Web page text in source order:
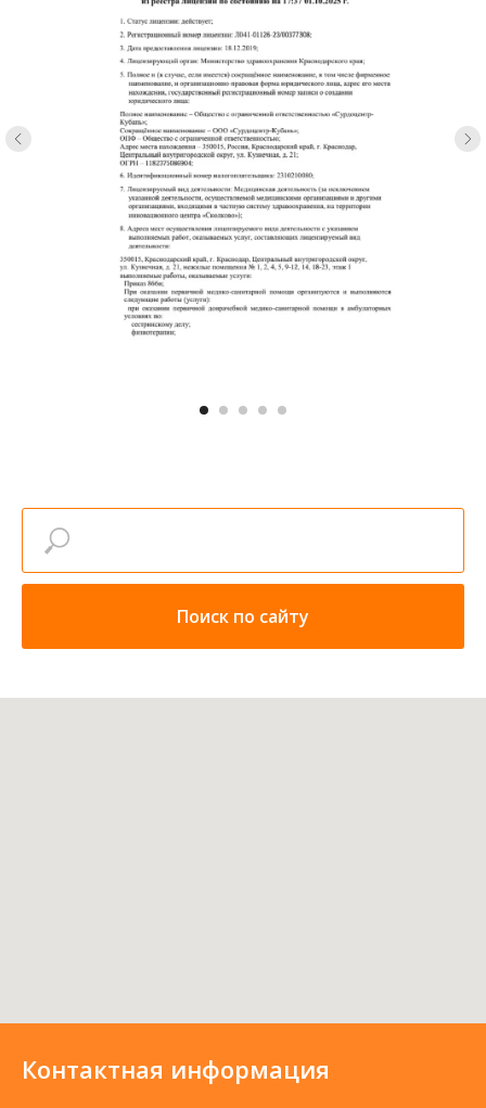
Поиск по сайту
Контактная информация